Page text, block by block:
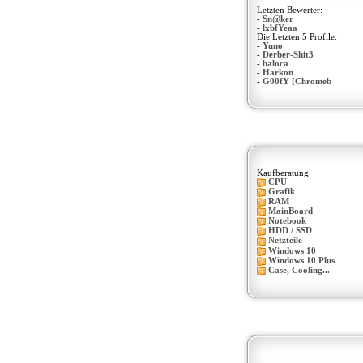
Letzten Bewerter:
- Sn@ker
- lxbfYeaa
Die Letzten 5 Profile:
- Yuno
- Derber-Shit3
- baloca
- Harkon
- G00fY [Chromeb
Kaufberatung
CPU
Grafik
RAM
MainBoard
Notebook
HDD / SSD
Netzteile
Windows 10
Windows 10 Plus
Case, Cooling...